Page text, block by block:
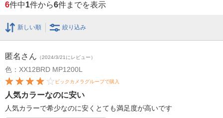
6件中1件から6件までを表示
新しい順 絞り込み
匿名 さん （2024/3/21にレビュー）
色：XX12BRD MP1200L
ビックカメラグループで購入
人気カラーなのに安い
人気カラーで希少なのに安くとても満足度が高いです